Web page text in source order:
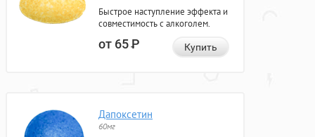
Быстрое наступление эффекта и
совместимость с алкоголем.
от 65Р Купить
Дапоксетин
60мг